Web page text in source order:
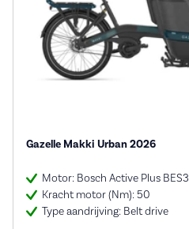
Gazelle Makki Urban 2026
Motor: Bosch Active Plus BES3
Kracht motor (Nm): 50
Type aandrijving: Belt drive